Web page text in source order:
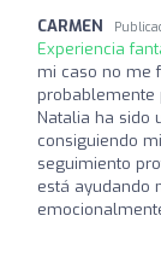
CARMEN
Experiencia
mi caso no me
probablemente
Natalia ha sido
consiguiendo
seguimiento
está ayudando